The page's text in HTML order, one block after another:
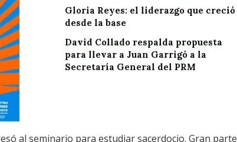
Gloria Reyes: el liderazgo que creció
desde la base
David Collado respalda propuesta
para llevar a Juan Garrigó a la
Secretaría General del PRM
al seminario para estudiar sacerdocio. Gran parte